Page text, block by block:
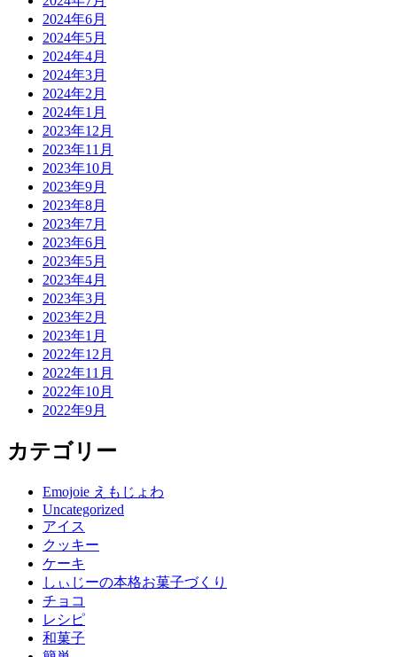
2024年6月
2024年5月
2024年4月
2024年3月
2024年2月
2024年1月
2023年12月
2023年11月
2023年10月
2023年9月
2023年8月
2023年7月
2023年6月
2023年5月
2023年4月
2023年3月
2023年2月
2023年1月
2022年12月
2022年11月
2022年10月
2022年9月
カテゴリー
Emojoie えもじょわ
Uncategorized
アイス
クッキー
ケーキ
しぃじーの本格お菓子づくり
チョコ
レシピ
和菓子